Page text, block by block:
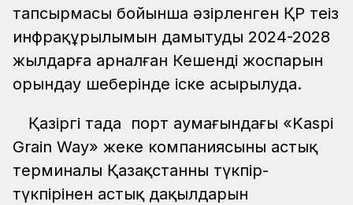
тапсырмасы бойынша әзірленген ҚР теңіз
инфрақұрылымын дамытудың 2024-2028
жылдарға арналған Кешенді жоспарын
орындау шеңберінде іске асырылуда.
Қазіргі таңда порт аумағындағы «Kaspi
Grain Way» жеке компаниясының астық
терминалы Қазақстанның түкпір-
түкпірінен астық дақылдарын